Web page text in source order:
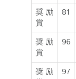
奨励
賞
81
奨励
賞
96
奨励
97